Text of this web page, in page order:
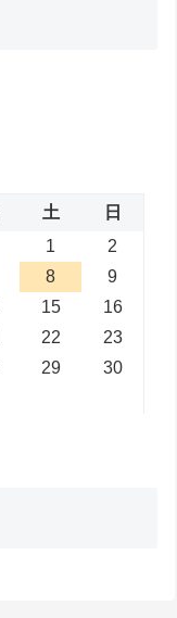
土
日
1
2
8
9
15
16
22
23
29
30